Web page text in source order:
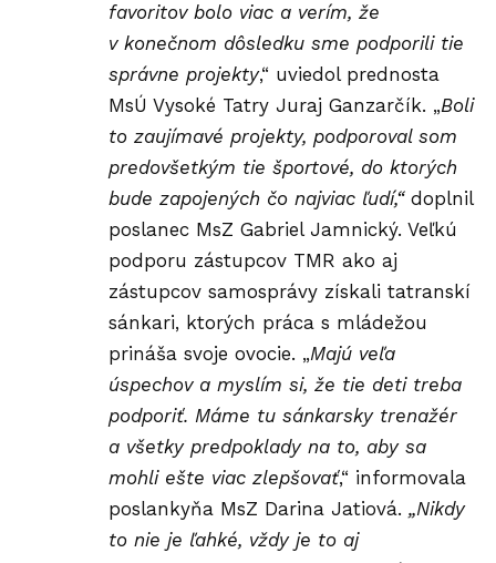
favoritov bolo viac a verím, že
v konečnom dôsledku sme podporili tie
správne projekty,“ uviedol prednosta
MsÚ Vysoké Tatry Juraj Ganzarčík. „Boli
to zaujímavé projekty, podporoval som
predovšetkým tie športové, do ktorých
bude zapojených čo najviac ľudí,“ doplnil
poslanec MsZ Gabriel Jamnický. Veľkú
podporu zástupcov TMR ako aj
zástupcov samosprávy získali tatranskí
sánkari, ktorých práca s mládežou
prináša svoje ovocie. „Majú veľa
úspechov a myslím si, že tie deti treba
podporiť. Máme tu sánkarsky trenažér
a všetky predpoklady na to, aby sa
mohli ešte viac zlepšovať,“ informovala
poslankyňa MsZ Darina Jatiová. „Nikdy
to nie je ľahké, vždy je to aj